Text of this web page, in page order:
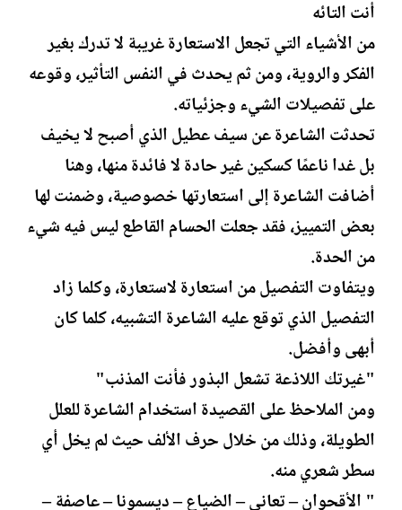
أنت التائه
من الأشياء التي تجعل الاستعارة غريبة لا تدرك بغير
الفكر والروية، ومن ثم يحدث في النفس التأثير، وقوعه
على تفصيلات الشيء وجزئياته.
تحدثت الشاعرة عن سيف عطيل الذي أصبح لا يخيف
بل غدا ناعمًا كسكين غير حادة لا فائدة منها، وهنا
أضافت الشاعرة إلى استعارتها خصوصية، وضمنت لها
بعض التمييز، فقد جعلت الحسام القاطع ليس فيه شيء
من الحدة.
ويتفاوت التفصيل من استعارة لاستعارة، وكلما زاد
التفصيل الذي توقع عليه الشاعرة التشبيه، كلما كان
أبهى وأفضل.
"غيرتك اللاذعة تشعل البذور فأنت المذنب"
ومن الملاحظ على القصيدة استخدام الشاعرة للعلل
الطويلة، وذلك من خلال حرف الألف حيث لم يخل أي
سطر شعري منه.
" الأقحوان – تعاني – الضياع – ديسمونا – عاصفة –